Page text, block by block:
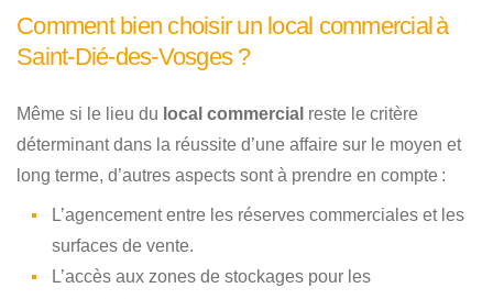
Comment bien choisir un local commercial à
Saint-Dié-des-Vosges ?
Même si le lieu du local commercial reste le critère
déterminant dans la réussite d’une affaire sur le moyen et
long terme, d’autres aspects sont à prendre en compte :
L’agencement entre les réserves commerciales et les
surfaces de vente.
L’accès aux zones de stockages pour les